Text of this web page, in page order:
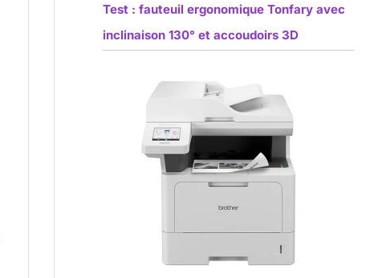
Test : fauteuil ergonomique Tonfary avec
inclinaison 130° et accoudoirs 3D